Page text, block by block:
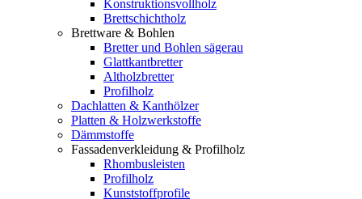
Konstruktionsvollholz
Brettschichtholz
Brettware & Bohlen
Bretter und Bohlen sägerau
Glattkantbretter
Altholzbretter
Profilholz
Dachlatten & Kanthölzer
Platten & Holzwerkstoffe
Dämmstoffe
Fassadenverkleidung & Profilholz
Rhombusleisten
Profilholz
Kunststoffprofile